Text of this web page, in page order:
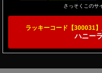
さっそくこのサ
ラッキーコード【300031
ハニー